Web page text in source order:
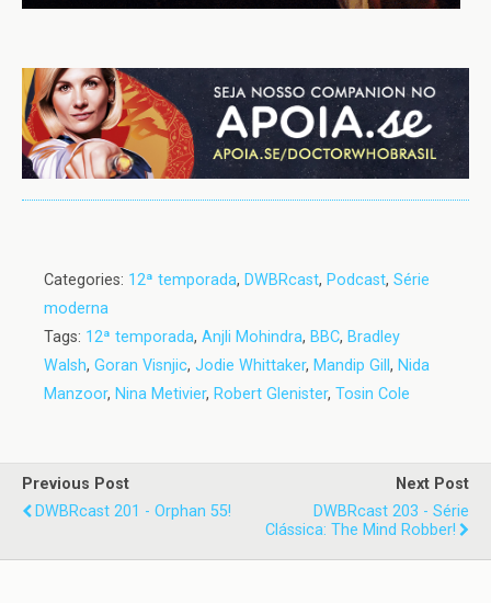
Categories: 12ª temporada, DWBRcast, Podcast, Série
moderna
Tags: 12ª temporada, Anjli Mohindra, BBC, Bradley
Walsh, Goran Visnjic, Jodie Whittaker, Mandip Gill, Nida
Manzoor, Nina Metivier, Robert Glenister, Tosin Cole
Previous Post
DWBRcast 201 - Orphan 55!
Next Post
DWBRcast 203 - Série
Clássica: The Mind Robber!